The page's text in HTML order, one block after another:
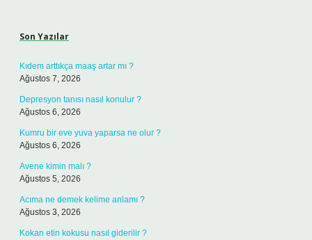
Son Yazılar
Kıdem arttıkça maaş artar mı ?
Ağustos 7, 2026
Depresyon tanısı nasıl konulur ?
Ağustos 6, 2026
Kumru bir eve yuva yaparsa ne olur ?
Ağustos 6, 2026
Avene kimin malı ?
Ağustos 5, 2026
Acıma ne demek kelime anlamı ?
Ağustos 3, 2026
Kokan etin kokusu nasıl giderilir ?